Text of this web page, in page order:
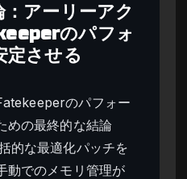
アーリーアク
のパフォ
定させる
のパフォー
めの最終的な結論
的な最適化パッチを
動でのメモリ管理が